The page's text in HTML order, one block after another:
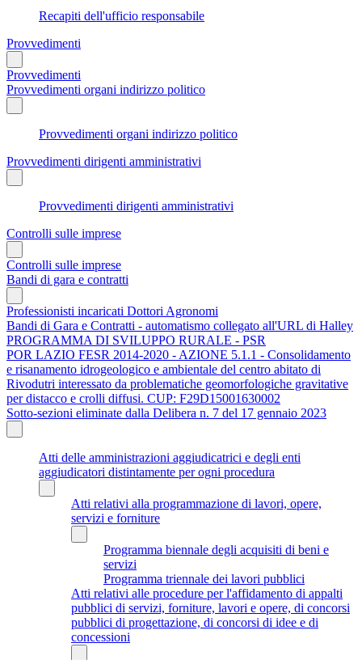
Recapiti dell'ufficio responsabile
Provvedimenti
Provvedimenti
Provvedimenti organi indirizzo politico
Provvedimenti organi indirizzo politico
Provvedimenti dirigenti amministrativi
Provvedimenti dirigenti amministrativi
Controlli sulle imprese
Controlli sulle imprese
Bandi di gara e contratti
Professionisti incaricati Dottori Agronomi
Bandi di Gara e Contratti - automatismo collegato all'URL di Halley
PROGRAMMA DI SVILUPPO RURALE - PSR
POR LAZIO FESR 2014-2020 - AZIONE 5.1.1 - Consolidamento
e risanamento idrogeologico e ambientale del centro abitato di
Rivodutri interessato da problematiche geomorfologiche gravitative
per distacco e crolli diffusi. CUP: F29D15001630002
Sotto-sezioni eliminate dalla Delibera n. 7 del 17 gennaio 2023
Atti delle amministrazioni aggiudicatrici e degli enti
aggiudicatori distintamente per ogni procedura
Atti relativi alla programmazione di lavori, opere,
servizi e forniture
Programma biennale degli acquisiti di beni e
servizi
Programma triennale dei lavori pubblici
Atti relativi alle procedure per l'affidamento di appalti
pubblici di servizi, forniture, lavori e opere, di concorsi
pubblici di progettazione, di concorsi di idee e di
concessioni